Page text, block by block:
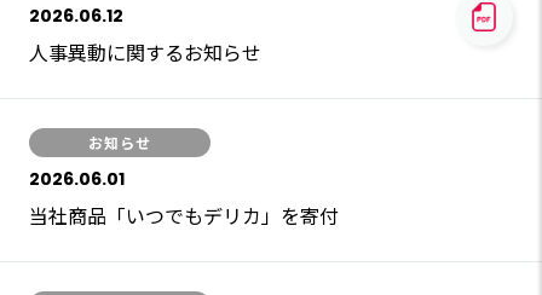
2026.06.12
人事異動に関するお知らせ
お知らせ
2026.06.01
当社商品「いつでもデリカ」を寄付